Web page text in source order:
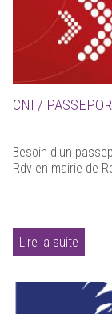
CNI /
Besoin d'un
Rdv en mairie de
Lire la suite